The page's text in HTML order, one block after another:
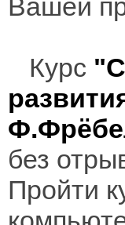
Вашей
Курс
без
Пройти